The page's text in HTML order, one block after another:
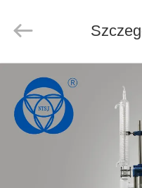
DOM
PRODUKTY
Co.,Ltd.